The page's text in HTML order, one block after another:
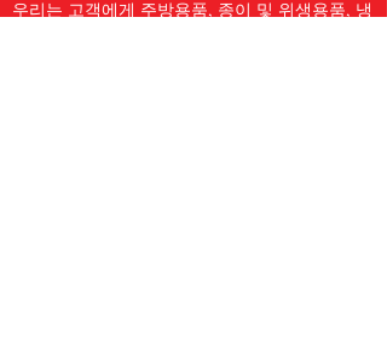
우리는 고객에게 주방용품, 종이 및 위생용품, 냉